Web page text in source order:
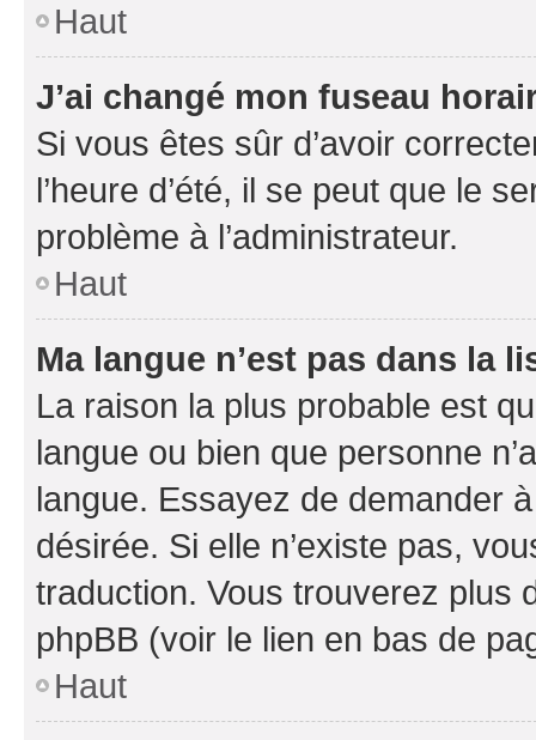
Haut
J’ai changé mon fuseau
Si vous êtes sûr d’avoir
l’heure d’été, il se peut que le
problème à l’administrateur.
Haut
Ma langue n’est pas dans la
La raison la plus probable est
langue ou bien que personne
langue. Essayez de demander
désirée. Si elle n’existe pas,
traduction. Vous trouverez plus
phpBB (voir le lien en bas de
Haut